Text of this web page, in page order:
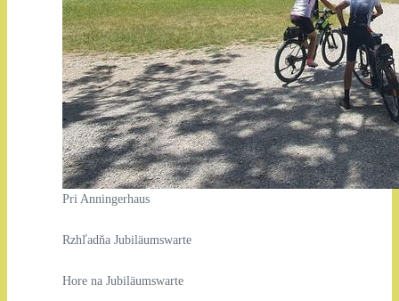
Pri Anningerhaus
Rzhľadňa Jubiläumswarte
Hore na Jubiläumswarte